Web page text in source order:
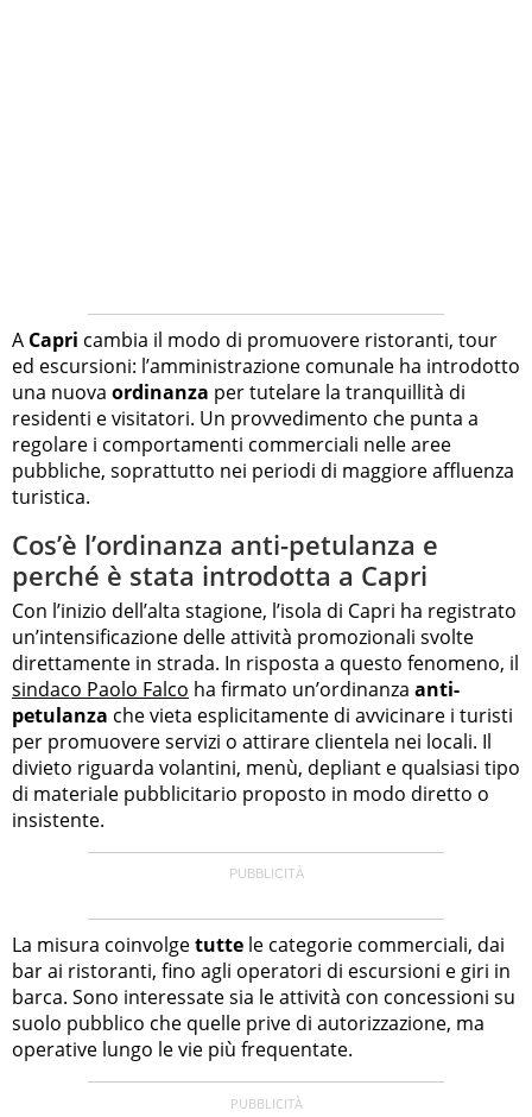
A Capri cambia il modo di promuovere ristoranti, tour
ed escursioni: l’amministrazione comunale ha introdotto
una nuova ordinanza per tutelare la tranquillità di
residenti e visitatori. Un provvedimento che punta a
regolare i comportamenti commerciali nelle aree
pubbliche, soprattutto nei periodi di maggiore affluenza
turistica.
Cos’è l’ordinanza anti-petulanza e
perché è stata introdotta a Capri
Con l’inizio dell’alta stagione, l’isola di Capri ha registrato
un’intensificazione delle attività promozionali svolte
direttamente in strada. In risposta a questo fenomeno, il
sindaco Paolo Falco ha firmato un’ordinanza anti-
petulanza che vieta esplicitamente di avvicinare i turisti
per promuovere servizi o attirare clientela nei locali. Il
divieto riguarda volantini, menù, depliant e qualsiasi tipo
di materiale pubblicitario proposto in modo diretto o
insistente.
La misura coinvolgetutte le categorie commerciali, dai
bar ai ristoranti, fino agli operatori di escursioni e giri in
barca. Sono interessate sia le attività con concessioni su
suolo pubblico che quelle prive di autorizzazione, ma
operative lungo le vie più frequentate.